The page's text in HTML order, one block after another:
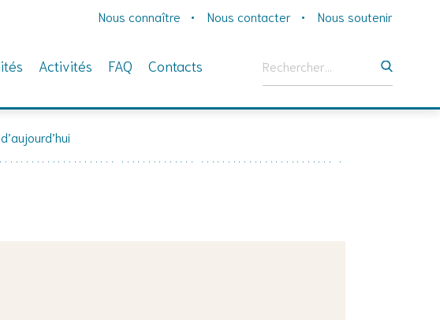
Nous connaître Nous contacter Nous soutenir
Activités FAQ Contacts